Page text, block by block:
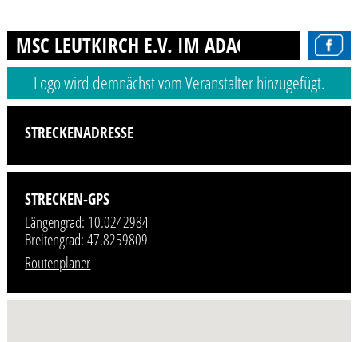
MSC LEUTKIRCH E.V. IM ADAC
Logo wird demnächst vom Veranstalter hinzugefügt.
STRECKENADRESSE
STRECKEN-GPS
Längengrad: 10.0242984
Breitengrad: 47.8259809
Routenplaner